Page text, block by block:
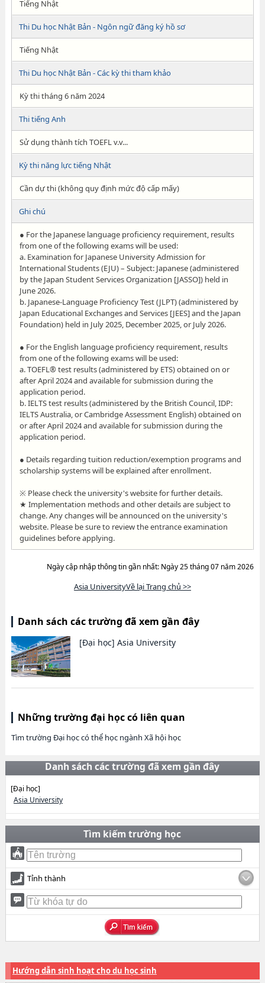
Tiếng Nhật
Thi Du học Nhật Bản - Ngôn ngữ đăng ký hồ sơ
Tiếng Nhật
Thi Du học Nhật Bản - Các kỳ thi tham khảo
Kỳ thi tháng 6 năm 2024
Thi tiếng Anh
Sử dụng thành tích TOEFL v.v...
Kỳ thi năng lực tiếng Nhật
Cần dự thi (không quy định mức độ cấp mấy)
Ghi chú
● For the Japanese language proficiency requirement, results
from one of the following exams will be used:
a. Examination for Japanese University Admission for
International Students (EJU) – Subject: Japanese (administered
by the Japan Student Services Organization [JASSO]) held in
June 2026.
b. Japanese-Language Proficiency Test (JLPT) (administered by
Japan Educational Exchanges and Services [JEES] and the Japan
Foundation) held in July 2025, December 2025, or July 2026.
● For the English language proficiency requirement, results
from one of the following exams will be used:
a. TOEFL® test results (administered by ETS) obtained on or
after April 2024 and available for submission during the
application period.
b. IELTS test results (administered by the British Council, IDP:
IELTS Australia, or Cambridge Assessment English) obtained on
or after April 2024 and available for submission during the
application period.
● Details regarding tuition reduction/exemption programs and
scholarship systems will be explained after enrollment.
※ Please check the university's website for further details.
★ Implementation methods and other details are subject to
change. Any changes will be announced on the university's
website. Please be sure to review the entrance examination
guidelines before applying.
Ngày cập nhập thông tin gần nhất: Ngày 25 tháng 07 năm 2026
Asia UniversityVề lại Trang chủ >>
Danh sách các trường đã xem gần đây
[Đại học] Asia University
Những trường đại học có liên quan
Tìm trường Đại học có thể học ngành Xã hội học
Danh sách các trường đã xem gần đây
[Đại học]
Asia University
Tìm kiếm trường học
Tỉnh thành
Hướng dẫn sinh hoạt cho du học sinh